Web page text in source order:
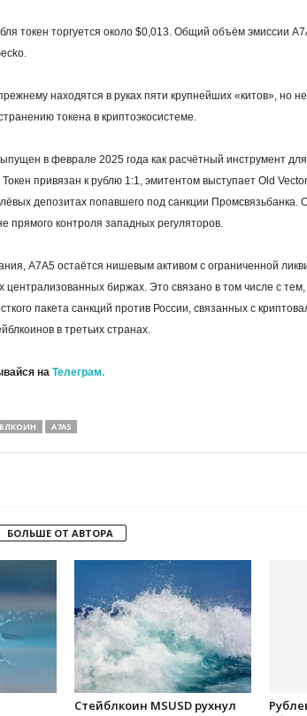
токен торгуется около $0,013. Общий объём эмиссии
находятся в руках пяти крупнейших «китов», но
токена в криптоэкосистеме.
в феврале 2025 года как расчётный инструмент для
Токен привязан к рублю 1:1, эмитентом выступает Old
депозитах попавшего под санкции Промсвязьбанка.
прямого контроля западных регуляторов.
A7A5 остаётся нишевым активом с ограниченной
централизованных биржах. Это связано в том числе с
пакета санкций против России, связанных с
в третьих странах.
на Телеграм.
A7A5
БОЛЬШЕ ОТ АВТОРА
Стейблкоин MSUSD рухнул